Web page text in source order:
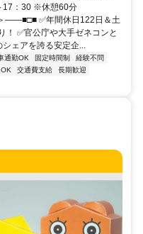
17：30 ※休憩60分
――■□■ ✅年間休日122日＆土
！ ✅官公庁や大手ゼネコンと
ェアを誇る安定企...
通勤OK 固定時間制
経験不問
交通費支給
長期歓迎